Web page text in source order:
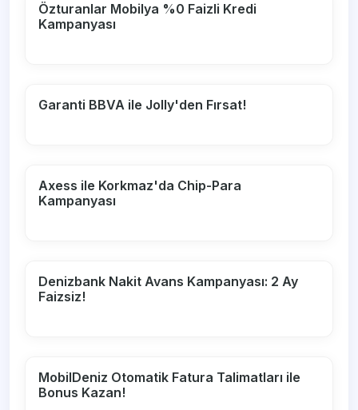
Özturanlar Mobilya %0 Faizli Kredi
Kampanyası
Garanti BBVA ile Jolly'den Fırsat!
Axess ile Korkmaz'da Chip-Para
Kampanyası
Denizbank Nakit Avans Kampanyası: 2 Ay
Faizsiz!
MobilDeniz Otomatik Fatura Talimatları ile
Bonus Kazan!